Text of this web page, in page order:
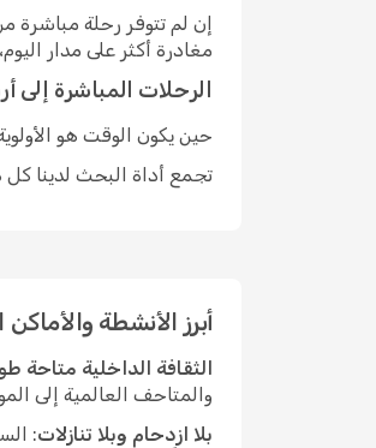
إن لم تتوفر رحلة
مغادرة أكثر على مدار
الرحلات المباشرة إلى
حين يكون الوقت هو
تجمع أداة البحث لدينا
أبرز الأنشطة
الثقافة الداخلية متاحة
والمتاحف العالمية إلى
بلا ازدحام وبلا تنازلات: